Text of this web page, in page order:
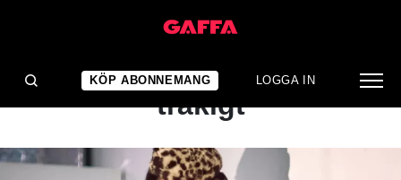
KÖP ABONNEMANG LOGGA IN
ALBUMRECENSION
Det silkeslena blir till slut
tråkigt